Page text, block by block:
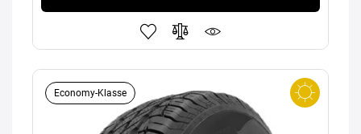
Economy-Klasse